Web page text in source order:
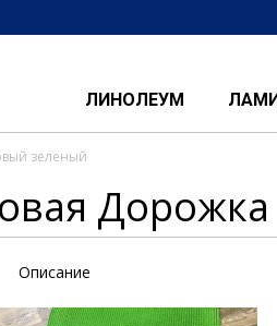
ЛИНОЛЕУМ
зеленый
Описание